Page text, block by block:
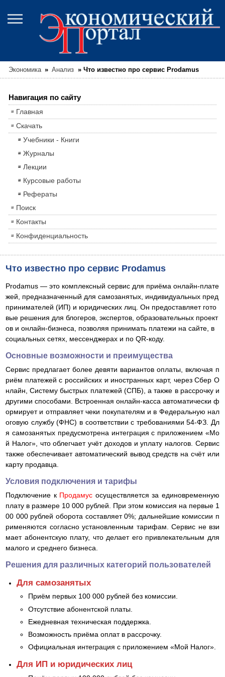
Экономика » Анализ » Что известно про сервис Prodamus
Навигация по сайту
Главная
Скачать
Учебники - Книги
Журналы
Лекции
Курсовые работы
Рефераты
Поиск
Контакты
Конфиденциальность
Что известно про сервис Prodamus
​Prodamus — это комплексный сервис для приёма онлайн-плате
жей, предназначенный для самозанятых, индивидуальных пред
принимателей (ИП) и юридических лиц. Он предоставляет гото
вые решения для блогеров, экспертов, образовательных проект
ов и онлайн-бизнеса, позволяя принимать платежи на сайте, в
социальных сетях, мессенджерах и по QR-коду.​
Основные возможности и преимущества
Сервис предлагает более девяти вариантов оплаты, включая п
риём платежей с российских и иностранных карт, через Сбер О
нлайн, Систему быстрых платежей (СПБ), а также в рассрочку и
другими способами. Встроенная онлайн-касса автоматически ф
ормирует и отправляет чеки покупателям и в Федеральную нал
оговую службу (ФНС) в соответствии с требованиями 54-ФЗ. Дл
я самозанятых предусмотрена интеграция с приложением «Мо
й Налог», что облегчает учёт доходов и уплату налогов. Сервис
также обеспечивает автоматический вывод средств на счёт или
карту продавца. ​
Условия подключения и тарифы
Подключение к Продамус осуществляется за единовременную
плату в размере 10 000 рублей. При этом комиссия на первые 1
00 000 рублей оборота составляет 0%; дальнейшие комиссии п
рименяются согласно установленным тарифам. Сервис не взи
мает абонентскую плату, что делает его привлекательным для
малого и среднего бизнеса. ​
Решения для различных категорий пользователей
Для самозанятых
Приём первых 100 000 рублей без комиссии.​
Отсутствие абонентской платы.​
Ежедневная техническая поддержка.​
Возможность приёма оплат в рассрочку.​
Официальная интеграция с приложением «Мой Налог».​
Для ИП и юридических лиц